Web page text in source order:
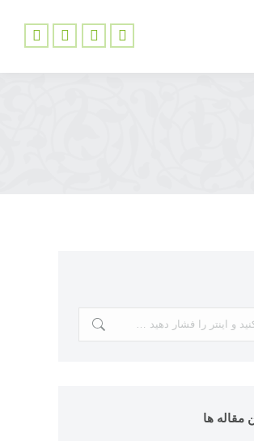
فیسبوک
باز
جدید
توئیتر
باز
جدید
اینستاگرام
باز
جدید
یوتیوب
باز
مقاله ها